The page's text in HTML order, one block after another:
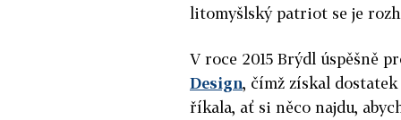
litomyšlský patriot se je
V roce 2015 Brýdl úspěšně
Design, čímž získal
říkala, ať si něco najdu,